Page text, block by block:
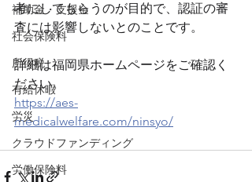
補助金・支援金
社会保険料
所得税
有給休暇
労災
クラウドファンディング
労働保険料
考にしてもらうのが目的で、認証の審
査には影響しないとのことです。
詳細は福岡県ホームページをご確認く
ださい。
https://aes-
medicalwelfare.com/ninsyo/